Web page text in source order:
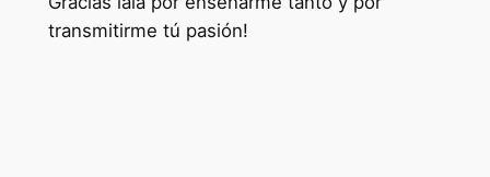
transmitirme tú pasión!